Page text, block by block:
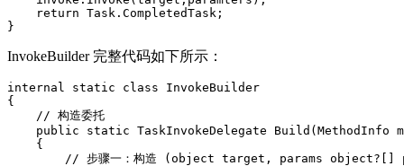
    return Task.CompletedTask;
}
InvokeBuilder 完整代码如下所示：
internal static class InvokeBuilder
{
    // 构造委托
public static TaskInvokeDelegate Build(MethodInfo
    {
// 步骤一：构造 (object target, params object?[]